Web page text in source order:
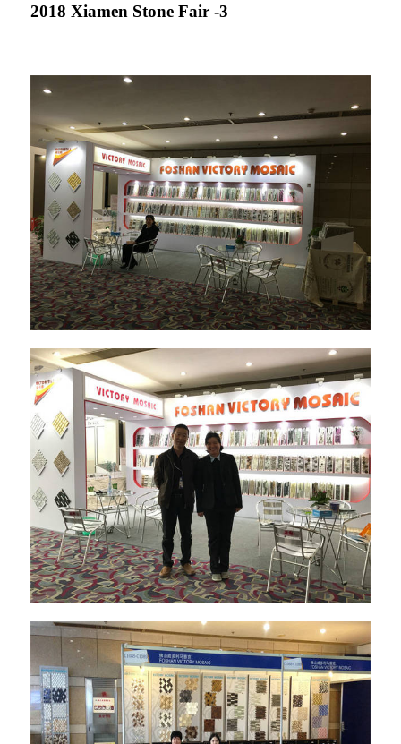
2018 Xiamen Stone Fair -3